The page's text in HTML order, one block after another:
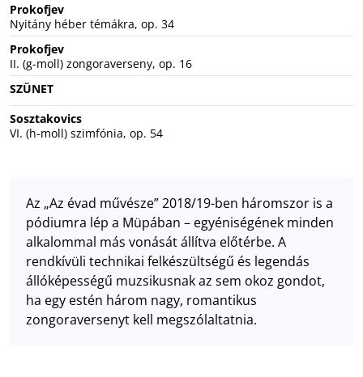
Prokofjev
Nyitány héber témákra, op. 34
Prokofjev
II. (g-moll) zongoraverseny, op. 16
SZÜNET
Sosztakovics
VI. (h-moll) szimfónia, op. 54
Az „Az évad művésze” 2018/19-ben háromszor is a
pódiumra lép a Müpában – egyéniségének minden
alkalommal más vonását állítva előtérbe. A
rendkívüli technikai felkészültségű és legendás
állóképességű muzsikusnak az sem okoz gondot,
ha egy estén három nagy, romantikus
zongoraversenyt kell megszólaltatnia.